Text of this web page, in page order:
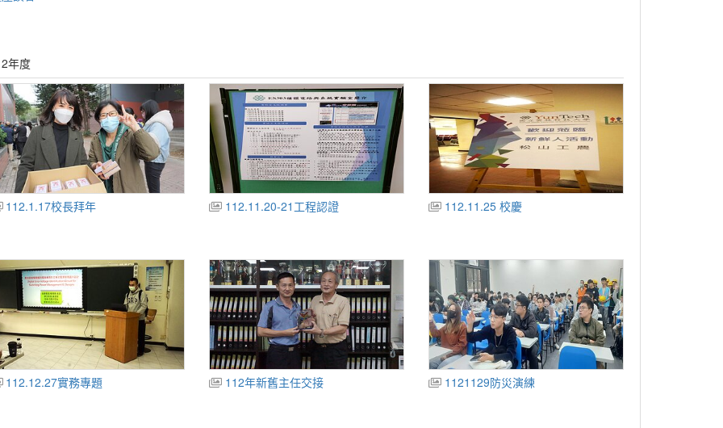
年度
112.1.17校長拜年 112.11.20-21工程認證 112.11.25 校慶
112.12.27實務專題 112年新舊主任交接 1121129防災演練